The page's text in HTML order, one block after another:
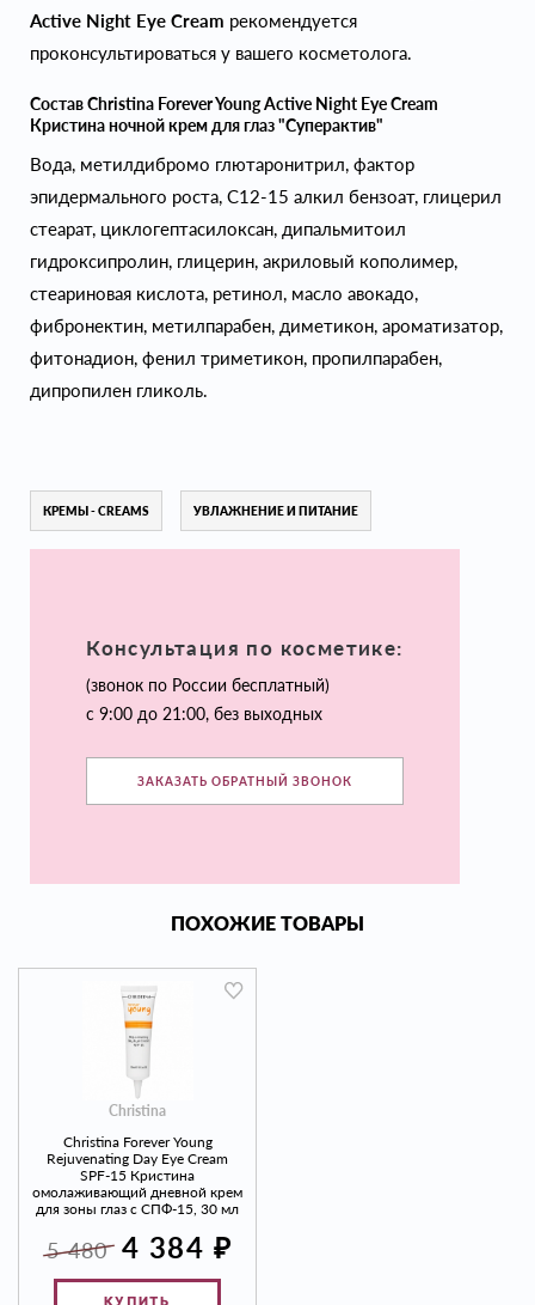
Active Night Eye Cream рекомендуется
проконсультироваться у вашего косметолога.
Состав Christina Forever Young Active Night Eye Cream
Кристина ночной крем для глаз "Суперактив"
Вода, метилдибромо глютаронитрил, фактор
эпидермального роста, С12-15 алкил бензоат, глицерил
стеарат, циклогептасилоксан, дипальмитоил
гидроксипролин, глицерин, акриловый кополимер,
стеариновая кислота, ретинол, масло авокадо,
фибронектин, метилпарабен, диметикон, ароматизатор,
фитонадион, фенил триметикон, пропилпарабен,
дипропилен гликоль.
КРЕМЫ - CREAMS УВЛАЖНЕНИЕ И ПИТАНИЕ
Консультация по косметике:
(звонок по России бесплатный)
с 9:00 до 21:00, без выходных
ЗАКАЗАТЬ ОБРАТНЫЙ ЗВОНОК
ПОХОЖИЕ ТОВАРЫ
Christina
Christina Forever Young
Rejuvenating Day Eye Cream
SPF-15 Кристина
омолаживающий дневной крем
для зоны глаз с СПФ-15, 30 мл
5 480 4 384 ₽
КУПИТЬ